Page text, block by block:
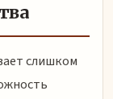
слишком